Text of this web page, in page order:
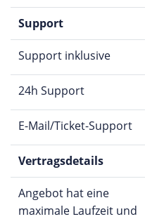
Support
Support inklusive
24h Support
E-Mail/Ticket-Support
Vertragsdetails
Angebot hat eine
maximale Laufzeit und